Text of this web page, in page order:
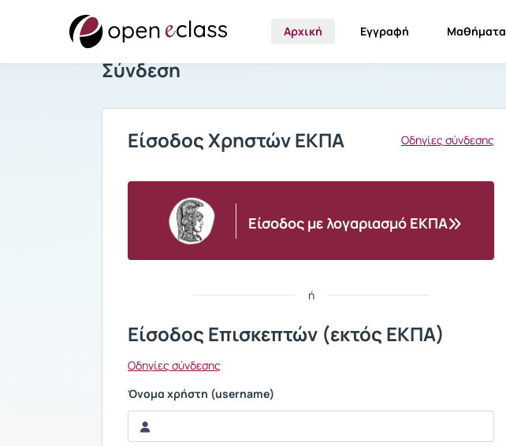
Αρχική Εγγραφή Μαθήματα
Σύνδεση
Είσοδος Χρηστών ΕΚΠΑ Οδηγίες σύνδεσης
Είσοδος με λογαριασμό ΕΚΠΑ
ή
Είσοδος Επισκεπτών (εκτός ΕΚΠΑ)
Οδηγίες σύνδεσης
Όνομα χρήστη (username)